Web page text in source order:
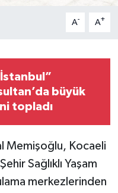
A- A+
İstanbul”
büyük
topladı
Memişoğlu, Kocaeli
Sağlıklı Yaşam
merkezlerinden